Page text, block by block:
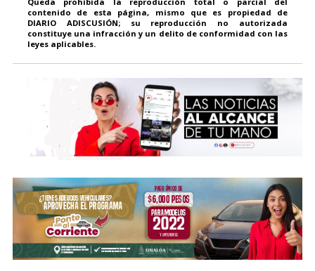
contenido de esta página, mismo que es propiedad de
DIARIO ADISCUSIÓN; su reproducción no autorizada
constituye una infracción y un delito de conformidad con las
leyes aplicables.